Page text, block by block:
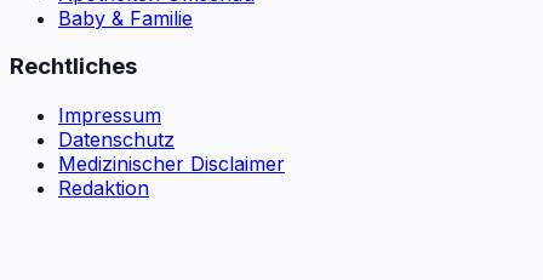
Baby & Familie
Rechtliches
Impressum
Datenschutz
Medizinischer Disclaimer
Redaktion